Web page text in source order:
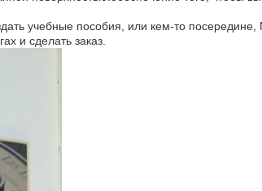
учебные пособия, или кем-то
и сделать заказ.